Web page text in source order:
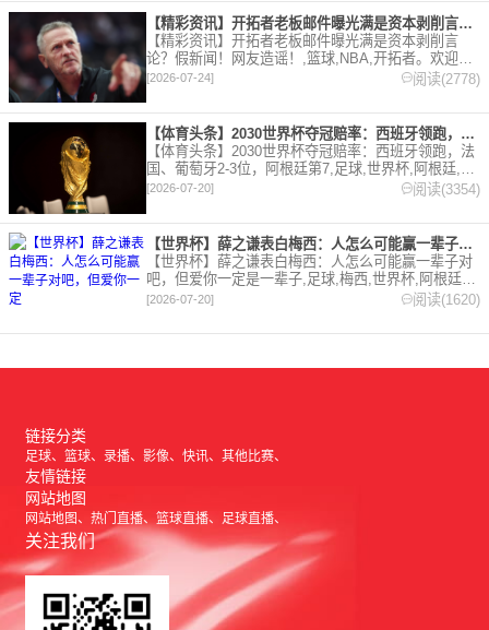
【精彩资讯】开拓者老板邮件曝光满是资本剥削言论？假新闻！网友
【精彩资讯】开拓者老板邮件曝光满是资本剥削言
论？假新闻！网友造谣！,篮球,NBA,开拓者。欢迎收
藏本站，24小时为你更新最新的足球，篮球体育资
[2026-07-24] 阅读(2778)
【体育头条】2030世界杯夺冠赔率：西班牙领跑，法国、葡萄牙
【体育头条】2030世界杯夺冠赔率：西班牙领跑，法
国、葡萄牙2-3位，阿根廷第7,足球,世界杯,阿根廷,西
班牙,法国,英格兰,葡萄牙,巴西,德国,荷兰,比利时,摩洛
球体育资讯。
[2026-07-20] 阅读(3354)
【世界杯】薛之谦表白梅西：人怎么可能赢一辈子对吧，但爱你一定
【世界杯】薛之谦表白梅西：人怎么可能赢一辈子对
吧，但爱你一定是一辈子,足球,梅西,世界杯,阿根廷。
欢迎收藏本站，24小时为你更新最新的足球，篮球体
[2026-07-20] 阅读(1620)
链接分类
足球 篮球 录播 影像 快讯 其他比赛
友情链接
网站地图
网站地图 热门直播 篮球直播 足球直播
关注我们